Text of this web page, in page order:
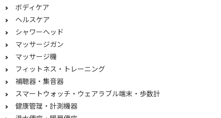
ボディケア
ヘルスケア
シャワーヘッド
マッサージガン
マッサージ機
フィットネス・トレーニング
補聴器・集音器
スマートウォッチ・ウェアラブル端末・歩数計
健康管理・計測機器
タイプで絞り込む
据え置き型
エア型
消費電力で絞り込む
1000W以上